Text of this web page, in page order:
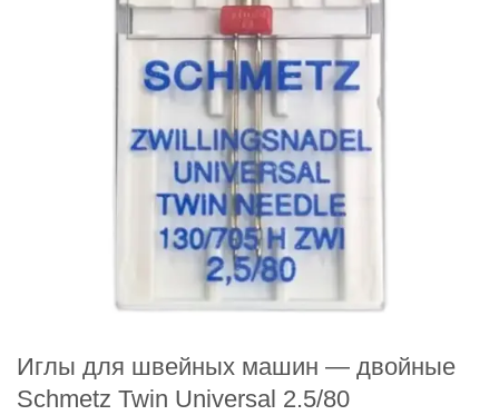
Иглы для швейных машин — двойные
Schmetz Twin Universal 2.5/80